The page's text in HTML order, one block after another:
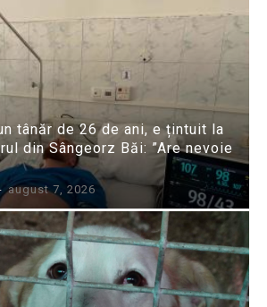
tânăr de 26 de ani, e țintuit la
din Sângeorz Băi: ”Are nevoie
august 7, 2026